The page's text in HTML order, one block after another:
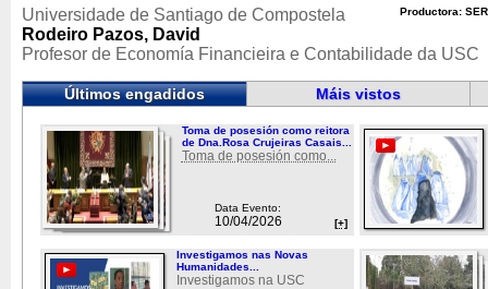
Productora:
Universidade de Santiago de Compostela
Rodeiro Pazos, David
Profesor de Economía Financieira e Contabilidade da USC
Últimos engadidos Máis vistos
Toma de posesión como reitora
de Dna.Rosa Crujeiras Casais...
Toma de posesión como...
Data Evento:
10/04/2026 [+]
Investigamos nas Novas
Humanidades...
Investigamos na USC